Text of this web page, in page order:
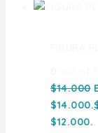
$14.000
$14.000.
$12.000.